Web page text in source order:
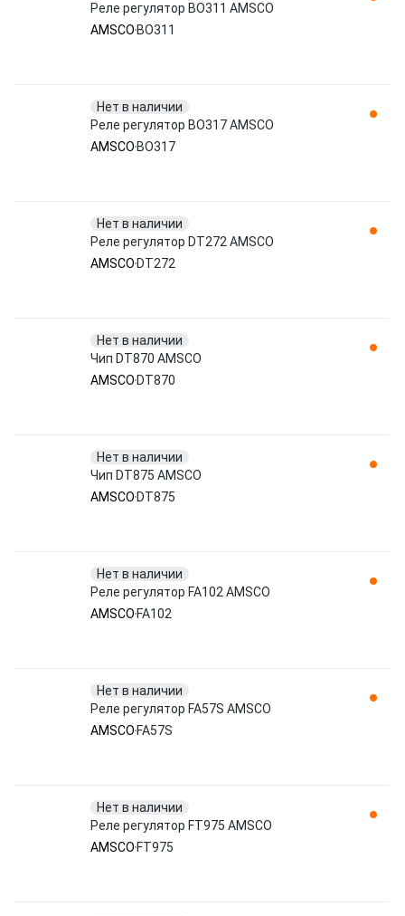
Реле регулятор BO311 AMSCO
AMSCO BO311
Нет в наличии
Реле регулятор BO317 AMSCO
AMSCO BO317
Нет в наличии
Реле регулятор DT272 AMSCO
AMSCO DT272
Нет в наличии
Чип DT870 AMSCO
AMSCO DT870
Нет в наличии
Чип DT875 AMSCO
AMSCO DT875
Нет в наличии
Реле регулятор FA102 AMSCO
AMSCO FA102
Нет в наличии
Реле регулятор FA57S AMSCO
AMSCO FA57S
Нет в наличии
Реле регулятор FT975 AMSCO
AMSCO FT975